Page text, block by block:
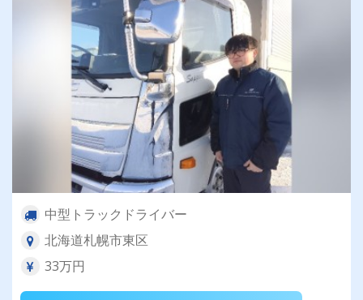
中型トラックドライバー
北海道札幌市東区
33万円